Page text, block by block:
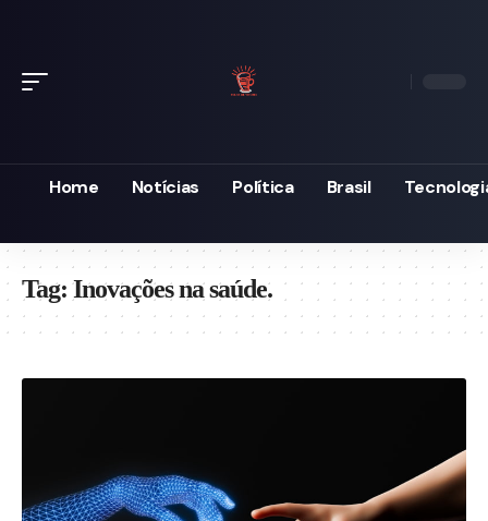
Home Notícias Política Brasil
Tag:Inovações na saúde.